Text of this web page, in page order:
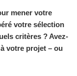
mener votre
votre sélection
critères ? Avez-
votre projet – ou